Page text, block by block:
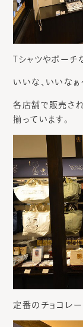
Tシャツやポーチ
いいな、いいなぁ
各店舗で販売さ
揃っています。
定番のチョコレー